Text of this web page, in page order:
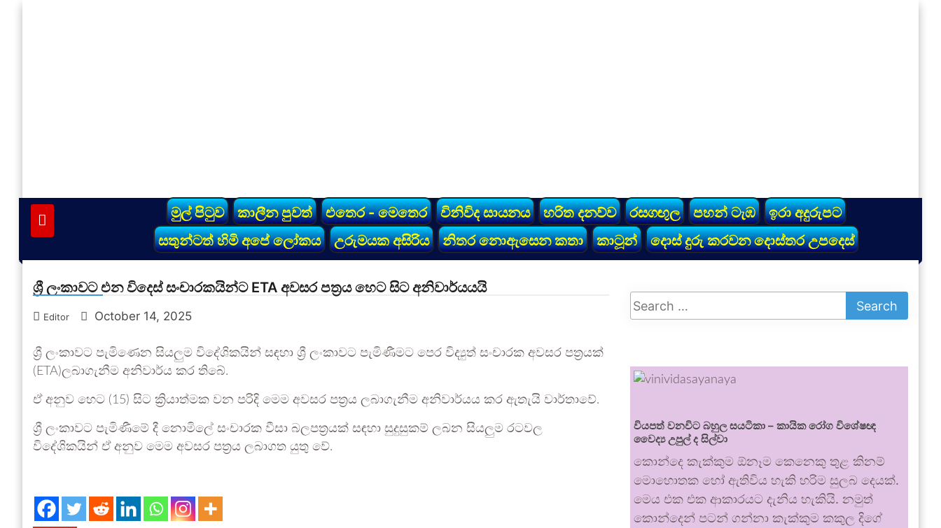
මුල් පිටුව කාලීන පුවත් එතෙර - මෙතෙර විනිවිද සායනය හරිත දනව්ව රසගඟුල පහන් ටැඹ
ඉරා අදුරුපට
සතුන්ටත් හිමි අපේ ලෝකය
උරුමයක අසිරිය නිතර නොඇසෙන කතා කාටූන් දොස් දුරු කරවන දොස්තර උපදෙස්
ශ්‍රී ලංකාවට එන විදෙස් සංචාරකයින්ට ETA අවසර පත්‍රය හෙට සිට අනිවාර්යයයි
Editor October 14, 2025
ශ්‍රී ලංකාවට පැමිණෙන සියලුම විදේශිකයින් සඳහා ශ්‍රී ලංකාවට පැමිණීමට පෙර විද්‍යුත් සංචාරක අවසර පත්‍රයක්
(ETA)ලබාගැනීම අනිවාර්ය කර තිබේ.
ඒ අනුව ‍හෙට (15) සිට ක්‍රියාත්මක වන පරිදි මෙම අවසර පත්‍රය ලබාගැනීම අනිවාර්යය කර ඇතැයි වාර්තාවේ.
ශ්‍රී ලංකාවට පැමි‍ණීමේ දී නොමිලේ සංචාරක වීසා බලපත්‍රයක් සඳහා සුදුසුකම් ලබන සියලුම රටවල
විදේශිකයින් ඒ අනුව මෙම අවසර පත්‍රය ලබාගත යුතු වේ.
වියපත් වනවිට බහුල සයටිකා – කායික රෝග විශේෂඥ
වෛද්‍ය උපුල් ද සිල්වා
කොන්දෙ කැක්කුම ඕනෑම කෙනෙකු තුළ කිනම්
මොහොතක හෝ ඇතිවිය හැකි හරිම සුලබ දෙයක්.
මෙය එක එක ආකාරයට දැනිය හැකියි. නමුත්
කොන්දෙන් පටන් ගන්නා කැක්කුම කකුල දිගේ